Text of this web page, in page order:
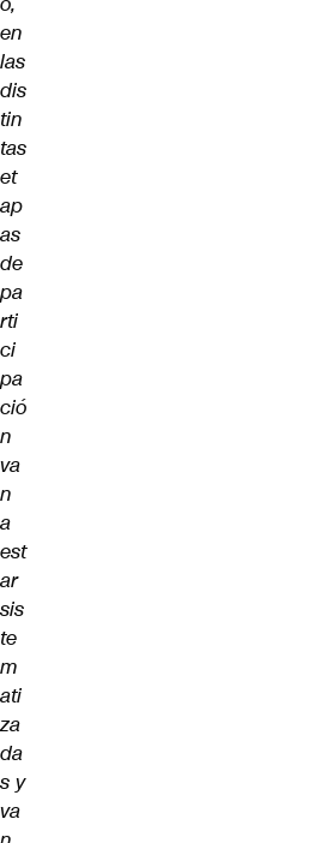
en
las
dis
tin
tas
et
ap
as
de
pa
rti
ci
pa
ció
n
va
n
a
est
ar
sis
te
m
ati
za
da
s y
va